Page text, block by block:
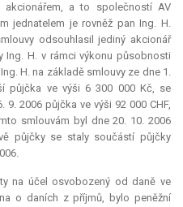
a to společností AV
jednatelem je rovněž pan Ing. H.
odsouhlasil jediný akcionář
Ing. H. v rámci výkonu působnosti
H. na základě smlouvy ze dne 1.
půjčka ve výši 6 300 000 Kč, se
2006 půjčka ve výši 92 000 CHF,
smlouvám byl dne 20. 10. 2006
půjčky se staly součástí půjčky
na účel osvobozený od daně ve
o daních z příjmů, bylo peněžní